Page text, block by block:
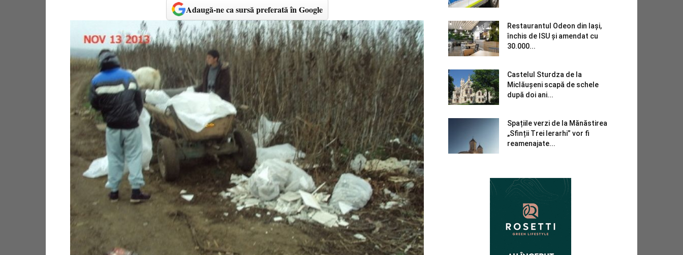
Adaugă-ne ca sursă preferată în Google
Restaurantul Odeon din Iași,
închis de ISU și amendat cu
30.000...
Castelul Sturdza de la
Miclăușeni scapă de schele
după doi ani...
Spațiile verzi de la Mănăstirea
„Sfinții Trei Ierarhi” vor fi
reamenajate...